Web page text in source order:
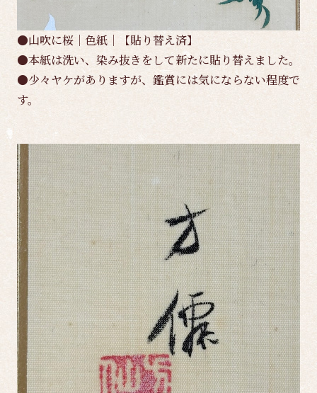
●山吹に桜｜色紙｜【貼り替え済】
●本紙は洗い、染み抜きをして新たに貼り替えました。
●少々ヤケがありますが、鑑賞には気にならない程度で
す。